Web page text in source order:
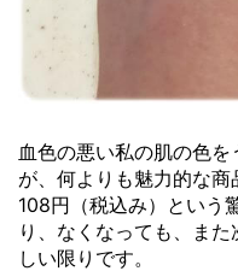
血色の悪い私の肌の色
が、何よりも魅力的な
108円（税込み）という
り、なくなっても、ま
しい限りです。